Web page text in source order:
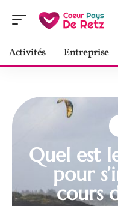
Activités Entreprise
Quel est
pour
cours